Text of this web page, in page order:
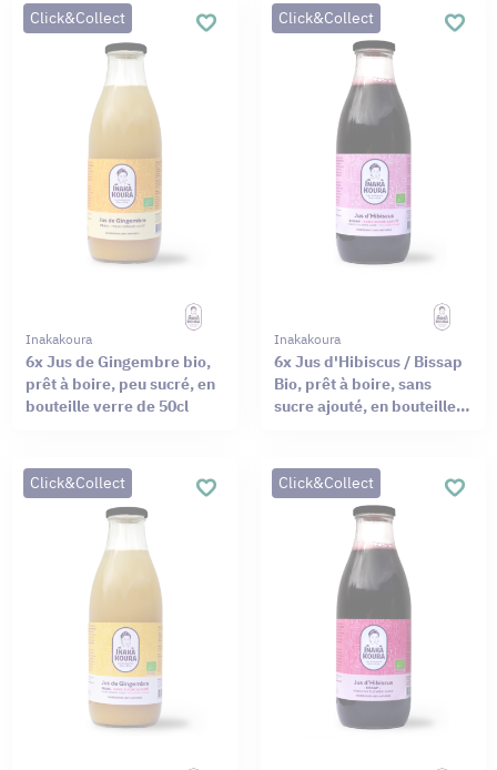
Click&Collect
Inakakoura
6x Jus de Gingembre bio,
prêt à boire, peu sucré, en
bouteille verre de 50cl
Click&Collect
Inakakoura
6x Jus d'Hibiscus / Bissap
Bio, prêt à boire, sans
sucre ajouté, en bouteille
Click&Collect Click&Collect